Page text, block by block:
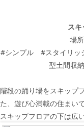
ス
場所
#シンプル #スタイリッ
型土間収納
階段の踊り場をスキップ
た、遊び心満載の住まいで
スキップフロアの下は広